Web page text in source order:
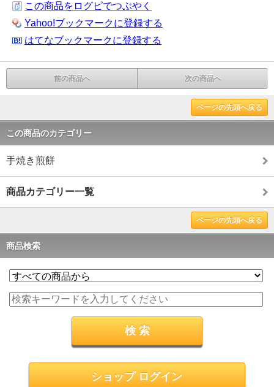
この商品をログピでつぶやく
Yahoo!ブックマークに登録する
はてなブックマークに登録する
前の商品へ 次の商品へ
ページの先頭へ戻る
この商品のカテゴリー
手焼き煎餅
商品カテゴリー一覧
ページの先頭へ戻る
商品検索
ショップ ログイン